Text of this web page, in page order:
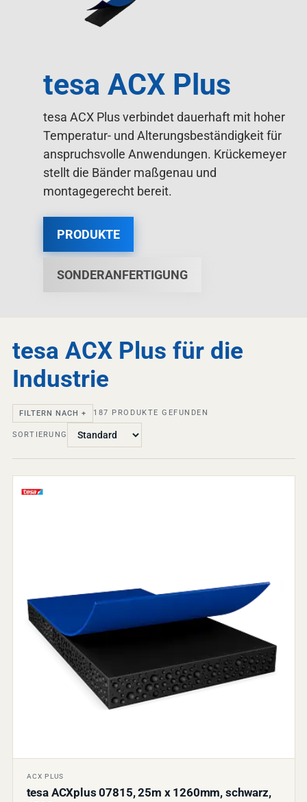
tesa ACX Plus
tesa ACX Plus verbindet dauerhaft mit hoher
Temperatur- und Alterungsbeständigkeit für
anspruchsvolle Anwendungen. Krückemeyer
stellt die Bänder maßgenau und
montagegerecht bereit.
PRODUKTE
SONDERANFERTIGUNG
tesa ACX Plus für die
Industrie
FILTERN NACH + 187 PRODUKTE GEFUNDEN
SORTIERUNG
ACX PLUS
tesa ACXplus 07815, 25m x 1260mm, schwarz,